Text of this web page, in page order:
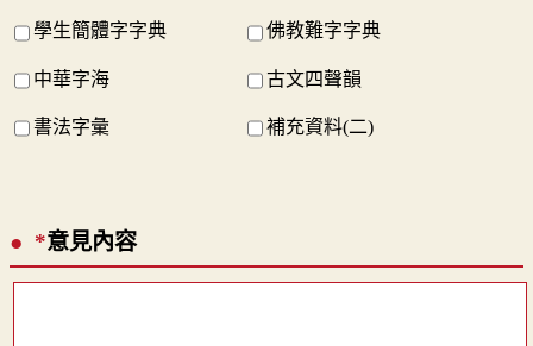
學生簡體字字典 佛教難字字典
中華字海 古文四聲韻
書法字彙 補充資料(二)
*意見內容